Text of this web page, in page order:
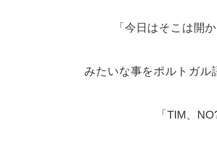
「今日はそこは開
みたいな事をポルトガル
「TIM、